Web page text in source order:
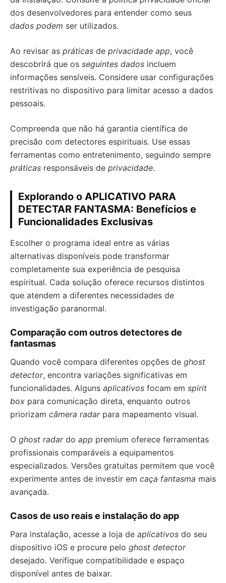
dos desenvolvedores para entender como seus
dados podem ser utilizados.
Ao revisar as práticas de privacidade app, você
descobrirá que os seguintes dados incluem
informações sensíveis. Considere usar configurações
restritivas no dispositivo para limitar acesso a dados
pessoais.
Compreenda que não há garantia científica de
precisão com detectores espirituais. Use essas
ferramentas como entretenimento, seguindo sempre
práticas responsáveis de privacidade.
Explorando o APLICATIVO PARA
DETECTAR FANTASMA: Benefícios e
Funcionalidades Exclusivas
Escolher o programa ideal entre as várias
alternativas disponíveis pode transformar
completamente sua experiência de pesquisa
espiritual. Cada solução oferece recursos distintos
que atendem a diferentes necessidades de
investigação paranormal.
Comparação com outros detectores de
fantasmas
Quando você compara diferentes opções de ghost
detector, encontra variações significativas em
funcionalidades. Alguns aplicativos focam em spirit
box para comunicação direta, enquanto outros
priorizam câmera radarpara mapeamento visual.
O ghost radardo app premium oferece ferramentas
profissionais comparáveis a equipamentos
especializados. Versões gratuitas permitem que você
experimente antes de investir em caça fantasma mais
avançada.
Casos de uso reais e instalação do app
Para instalação, acesse a loja de aplicativos do seu
dispositivo iOS e procure pelo ghost detector
desejado. Verifique compatibilidade e espaço
disponível antes de baixar.